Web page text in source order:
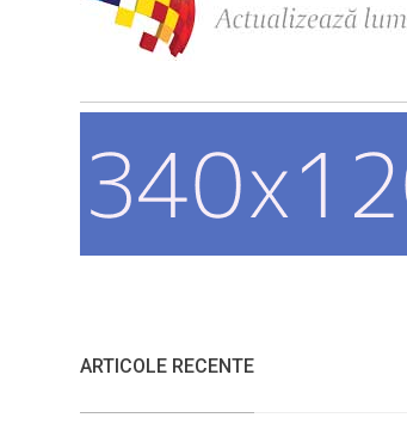
ARTICOLE RECENTE